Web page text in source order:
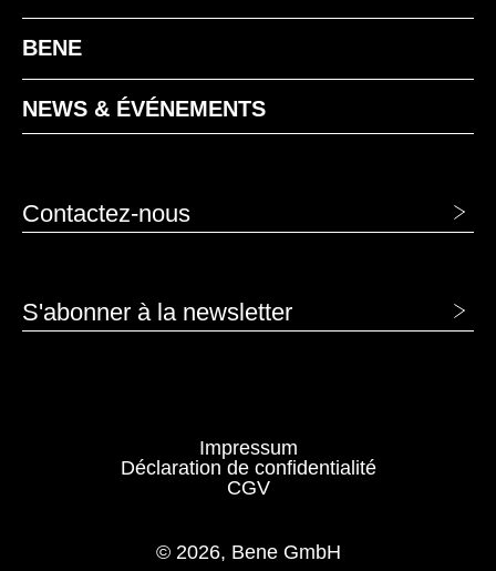
MBK hêtre classique MC canvas
BENE
NEWS & ÉVÉNEMENTS
Contactez-nous
S'abonner à la newsletter
© 2026, Bene GmbH
Impressum
Déclaration de confidentialité
CGV